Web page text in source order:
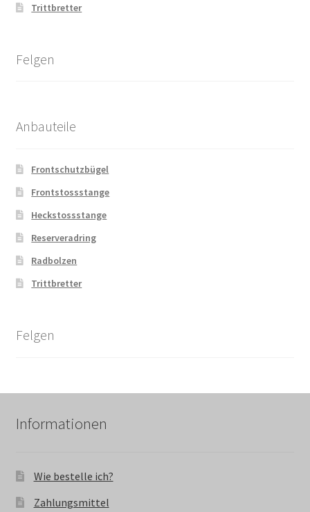
Trittbretter
Felgen
Anbauteile
Frontschutzbügel
Frontstossstange
Heckstossstange
Reserveradring
Radbolzen
Trittbretter
Felgen
Informationen
Wie bestelle ich?
Zahlungsmittel